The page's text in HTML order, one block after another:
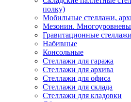
полку)
Мобильные стеллажи,
Мезонин.
Гравитационные стеллажи
Набивные
Консольные
Стеллажи для гаража
Стеллажи для архива
Стеллажи для офиса
Стеллажи для склада
Стеллажи для кладовки